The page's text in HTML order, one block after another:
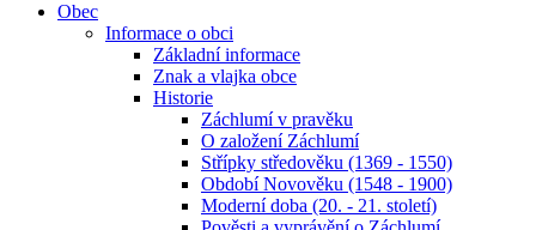
Obec
Informace o obci
Základní informace
Znak a vlajka obce
Historie
Záchlumí v pravěku
O založení Záchlumí
Střípky středověku (1369 - 1550)
Období Novověku (1548 - 1900)
Moderní doba (20. - 21. století)